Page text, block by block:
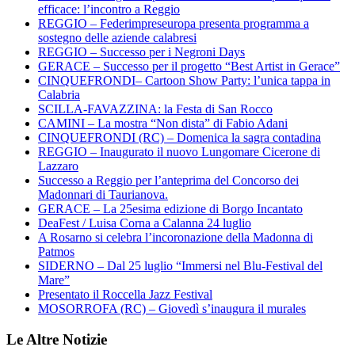
efficace: l’incontro a Reggio
REGGIO – Federimpreseuropa presenta programma a
sostegno delle aziende calabresi
REGGIO – Successo per i Negroni Days
GERACE – Successo per il progetto “Best Artist in Gerace”
CINQUEFRONDI– Cartoon Show Party: l’unica tappa in
Calabria
SCILLA-FAVAZZINA: la Festa di San Rocco
CAMINI – La mostra “Non dista” di Fabio Adani
CINQUEFRONDI (RC) – Domenica la sagra contadina
REGGIO – Inaugurato il nuovo Lungomare Cicerone di
Lazzaro
Successo a Reggio per l’anteprima del Concorso dei
Madonnari di Taurianova.
GERACE – La 25esima edizione di Borgo Incantato
DeaFest / Luisa Corna a Calanna 24 luglio
A Rosarno si celebra l’incoronazione della Madonna di
Patmos
SIDERNO – Dal 25 luglio “Immersi nel Blu-Festival del
Mare”
Presentato il Roccella Jazz Festival
MOSORROFA (RC) – Giovedì s’inaugura il murales
Le Altre Notizie